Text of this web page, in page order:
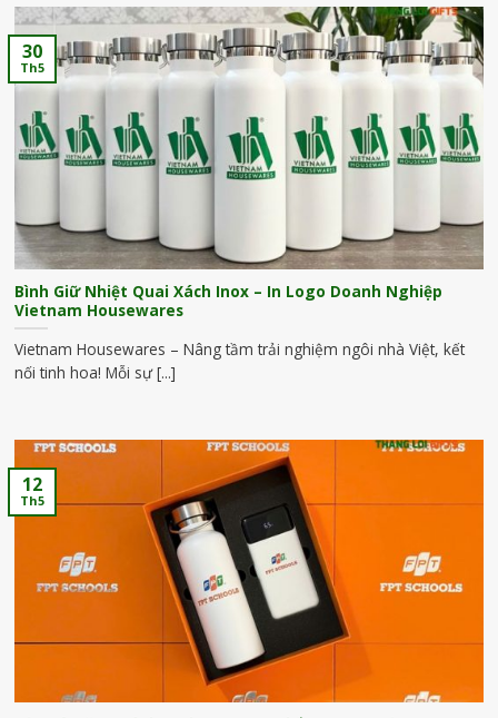
Bình Giữ Nhiệt Quai Xách Inox – In Logo Doanh Nghiệp
Vietnam Housewares
Vietnam Housewares – Nâng tầm trải nghiệm ngôi nhà Việt, kết
nối tinh hoa! Mỗi sự [...]
30
Th5
12
Th5